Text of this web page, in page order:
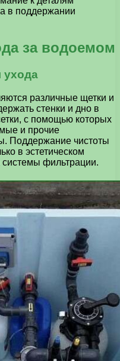
в поддержании
за водоемом
ухода
различные щетки и
стенки и дно в
с помощью которых
и прочие
Поддержание чистоты
в эстетическом
системы фильтрации.